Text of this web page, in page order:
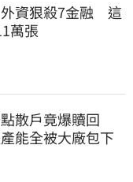
資狠殺7金融 這
萬張
散戶竟爆贖回
能全被大廠包下